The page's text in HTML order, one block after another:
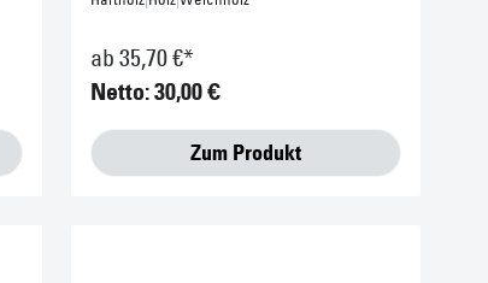
ab 35,70 €*
Netto: 30,00 €
Zum Produkt